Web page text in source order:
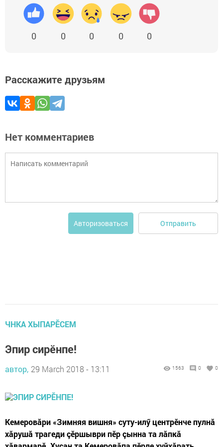
0 0 0 0 0
Расскажите друзьям
Нет комментариев
Авторизоваться Отправить
ЧНКА ХЫПАРӖСЕМ
Эпир сирӗнпе!
автор, 29 March 2018 - 13:11 1563 0 0
Кемеровăри «Зимняя вишня» суту-илӳ центрӗнче пулнă
хăрушă трагеди çӗршыври пӗр çынна та лăпкă